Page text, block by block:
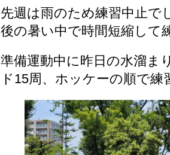
先週は雨のため練習中止で
後の暑い中で時間短縮して
準備運動中に昨日の水溜ま
ド15周、ホッケーの順で練